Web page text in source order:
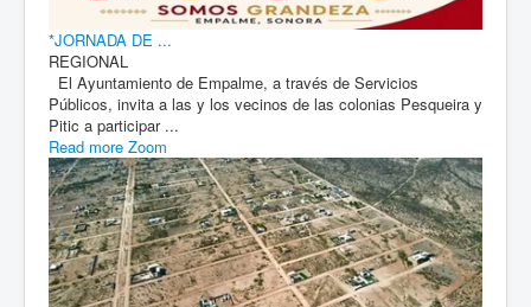
*JORNADA DE ...
REGIONAL
El Ayuntamiento de Empalme, a través de Servicios
Públicos, invita a las y los vecinos de las colonias Pesqueira y
Pitic a participar ...
Read more Zoom